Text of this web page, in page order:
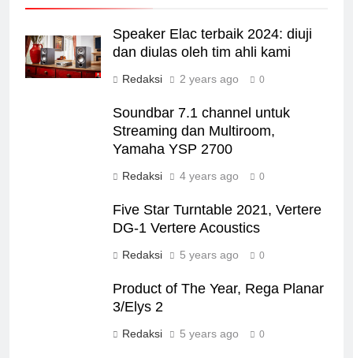
Speaker Elac terbaik 2024: diuji
dan diulas oleh tim ahli kami
Redaksi 2 years ago 0
Soundbar 7.1 channel untuk
Streaming dan Multiroom,
Yamaha YSP 2700
Redaksi 4 years ago 0
Five Star Turntable 2021, Vertere
DG-1 Vertere Acoustics
Redaksi 5 years ago 0
Product of The Year, Rega Planar
3/Elys 2
Redaksi 5 years ago 0